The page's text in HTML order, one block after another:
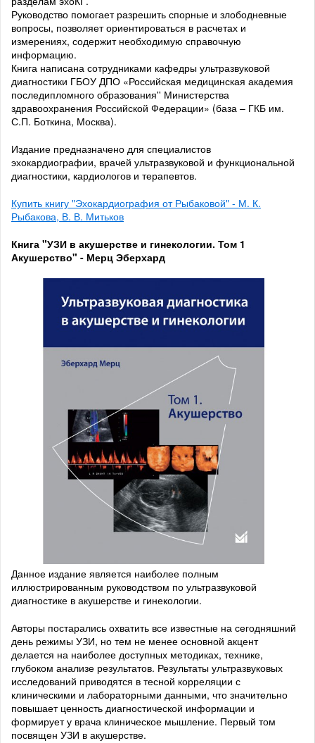
Руководство помогает разрешить спорные и злободневные
вопросы, позволяет ориентироваться в расчетах и
измерениях, содержит необходимую справочную
информацию.
Книга написана сотрудниками кафедры ультразвуковой
диагностики ГБОУ ДПО «Российская медицинская академия
последипломного образования'' Министерства
здравоохранения Российской Федерации» (база – ГКБ им.
С.П. Боткина, Москва).
Издание предназначено для специалистов
эхокардиографии, врачей ультразвуковой и функциональной
диагностики, кардиологов и терапевтов.
Купить книгу "Эхокардиография от Рыбаковой" - М. К.
Рыбакова, В. В. Митьков
Книга "УЗИ в акушерстве и гинекологии. Том 1
Акушерство" - Мерц Эберхард
Данное издание является наиболее полным
иллюстрированным руководством по ультразвуковой
диагностике в акушерстве и гинекологии.
Авторы постарались охватить все известные на сегодняшний
день режимы УЗИ, но тем не менее основной акцент
делается на наиболее доступных методиках, технике,
глубоком анализе результатов. Результаты ультразвуковых
исследований приводятся в тесной корреляции с
клиническими и лабораторными данными, что значительно
повышает ценность диагностической информации и
формирует у врача клиническое мышление. Первый том
посвящен УЗИ в акушерстве.